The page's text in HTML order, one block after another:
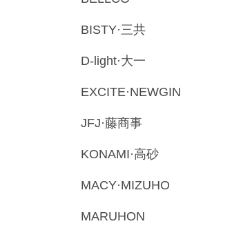
BISTY·三共
D-light·大一
EXCITE·NEWGIN
JFJ·藤商事
KONAMI·高砂
MACY·MIZUHO
MARUHON